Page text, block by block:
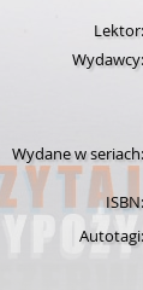
Lektor:
Wydawcy:
Wydane w seriach:
ISBN:
Autotagi: